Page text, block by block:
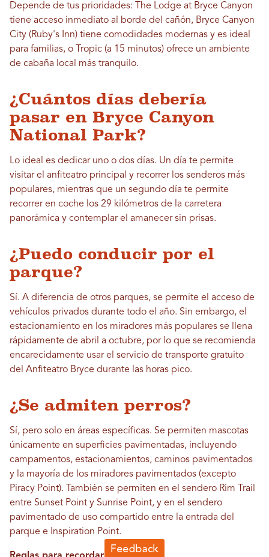
Depende de tus prioridades: The Lodge at Bryce Canyon
tiene acceso inmediato al borde del cañón, Bryce Canyon
City (Ruby's Inn) tiene comodidades modernas y es ideal
para familias, o Tropic (a 15 minutos) ofrece un ambiente
de cabaña local más tranquilo.
¿Cuántos días debería
pasar en Bryce Canyon
National Park?
Lo ideal es dedicar uno o dos días. Un día te permite
visitar el anfiteatro principal y recorrer los senderos más
populares, mientras que un segundo día te permite
recorrer en coche los 29 kilómetros de la carretera
panorámica y contemplar el amanecer sin prisas.
¿Puedo conducir por el
parque?
Sí. A diferencia de otros parques, se permite el acceso de
vehículos privados durante todo el año. Sin embargo, el
estacionamiento en los miradores más populares se llena
rápidamente de abril a octubre, por lo que se recomienda
encarecidamente usar el servicio de transporte gratuito
del Anfiteatro Bryce durante las horas pico.
¿Se admiten perros?
Sí, pero solo en áreas específicas. Se permiten mascotas
únicamente en superficies pavimentadas, incluyendo
campamentos, estacionamientos, caminos pavimentados
y la mayoría de los miradores pavimentados (excepto
Piracy Point). También se permiten en el sendero Rim Trail
entre Sunset Point y Sunrise Point, y en el sendero
pavimentado de uso compartido entre la entrada del
parque e Inspiration Point.